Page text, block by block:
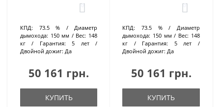
0
КПД: 73.5 %
Диаметр
дымохода: 150 мм Вес: 148
кг
Гарантия:
5 лет
Двойной дожиг: Да
50 161 грн.
КУПИТЬ
0
КПД: 73.5 %
Диаметр
дымохода: 150 мм Вес: 148
кг
Гарантия:
5 лет
Двойной дожиг: Да
50 161 грн.
КУПИТЬ